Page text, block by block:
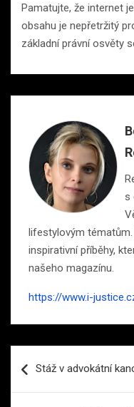
Pamatujte, že internet
obsahu je nepřetržitý
základní právní osvěty
s
lifestylovým
inspirativní příběhy,
našeho magazínu.
https://www.i-
proStáž v advokátní